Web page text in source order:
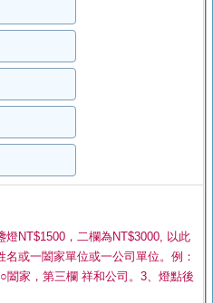
NT$1500，二欄為NT$3000, 以此
或一闔家單位或一公司單位。例：
家，第三欄 祥和公司。3、燈點後